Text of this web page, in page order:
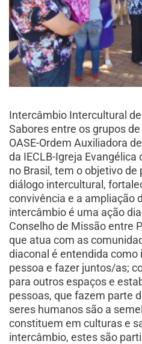
Intercâmbio Intercultural
Sabores entre os grupos
OASE-Ordem Auxiliadora
da IECLB-Igreja
no Brasil, tem o objetivo
diálogo intercultural,
convivência e a ampliação
intercâmbio é uma ação
Conselho de Missão entre
que atua com as
diaconal é entendida como
pessoa e fazer juntos/as;
para outros espaços e
pessoas, que fazem parte
seres humanos são a
constituem em culturas e
intercâmbio, estes são